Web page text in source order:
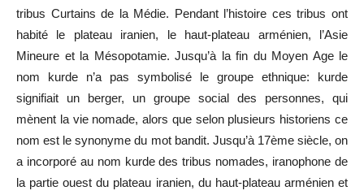
tribus Curtains de la Médie. Pendant l’histoire ces tribus ont
habité le plateau iranien, le haut-plateau arménien, l’Asie
Mineure et la Mésopotamie. Jusqu’à la fin du Moyen Age le
nom kurde n’a pas symbolisé le groupe ethnique: kurde
signifiait un berger, un groupe social des personnes, qui
mènent la vie nomade, alors que selon plusieurs historiens ce
nom est le synonyme du mot bandit. Jusqu’à 17ème siècle, on
a incorporé au nom kurde des tribus nomades, iranophone de
la partie ouest du plateau iranien, du haut-plateau arménien et